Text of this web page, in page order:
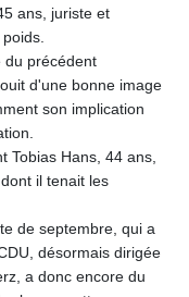
ans, juriste et
du précédent
d'une bonne image
son implication
Tobias Hans, 44 ans,
il tenait les
de septembre, qui a
désormais dirigée
a donc encore du